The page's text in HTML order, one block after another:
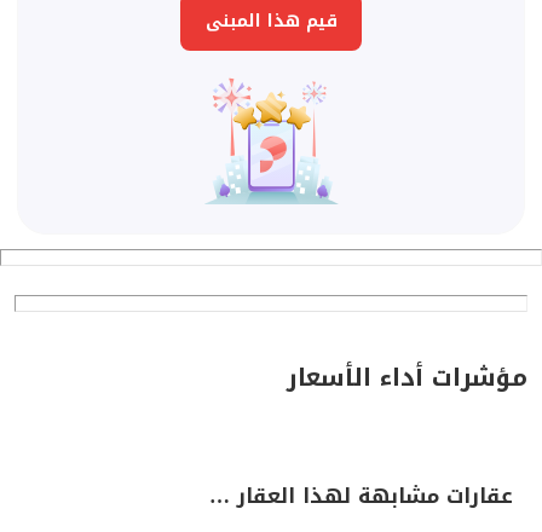
قيم هذا المبنى
مؤشرات أداء الأسعار
عقارات مشابهة لهذا العقار …